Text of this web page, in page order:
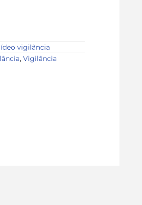
vigilância
, Vigilância